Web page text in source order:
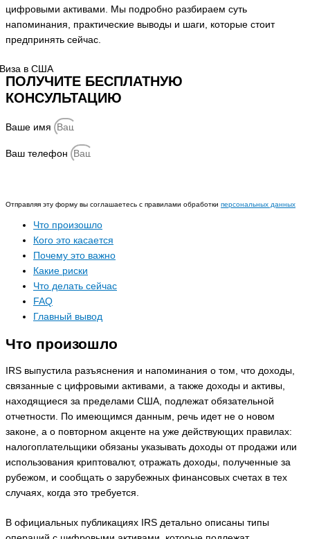
цифровыми активами. Мы подробно разбираем суть
напоминания, практические выводы и шаги, которые стоит
предпринять сейчас.
ПОЛУЧИТЕ БЕСПЛАТНУЮ
КОНСУЛЬТАЦИЮ
Ваше имя
Ваш телефон
Отправляя эту форму вы соглашаетесь с правилами обработки персональных данных
Что произошло
Кого это касается
Почему это важно
Какие риски
Что делать сейчас
FAQ
Главный вывод
Что произошло
IRS выпустила разъяснения и напоминания о том, что доходы,
связанные с цифровыми активами, а также доходы и активы,
находящиеся за пределами США, подлежат обязательной
отчетности. По имеющимся данным, речь идет не о новом
законе, а о повторном акценте на уже действующих правилах:
налогоплательщики обязаны указывать доходы от продажи или
использования криптовалют, отражать доходы, полученные за
рубежом, и сообщать о зарубежных финансовых счетах в тех
случаях, когда это требуется.
В официальных публикациях IRS детально описаны типы